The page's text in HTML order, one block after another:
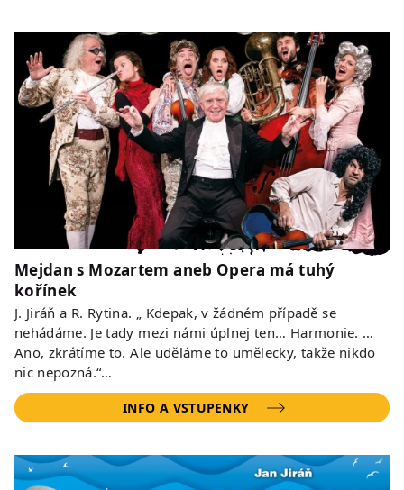
Mejdan s Mozartem aneb Opera má tuhý
kořínek
J. Jiráň a R. Rytina. „ Kdepak, v žádném případě se
nehádáme. Je tady mezi námi úplnej ten… Harmonie. …
Ano, zkrátíme to. Ale uděláme to umělecky, takže nikdo
nic nepozná.“…
INFO A VSTUPENKY